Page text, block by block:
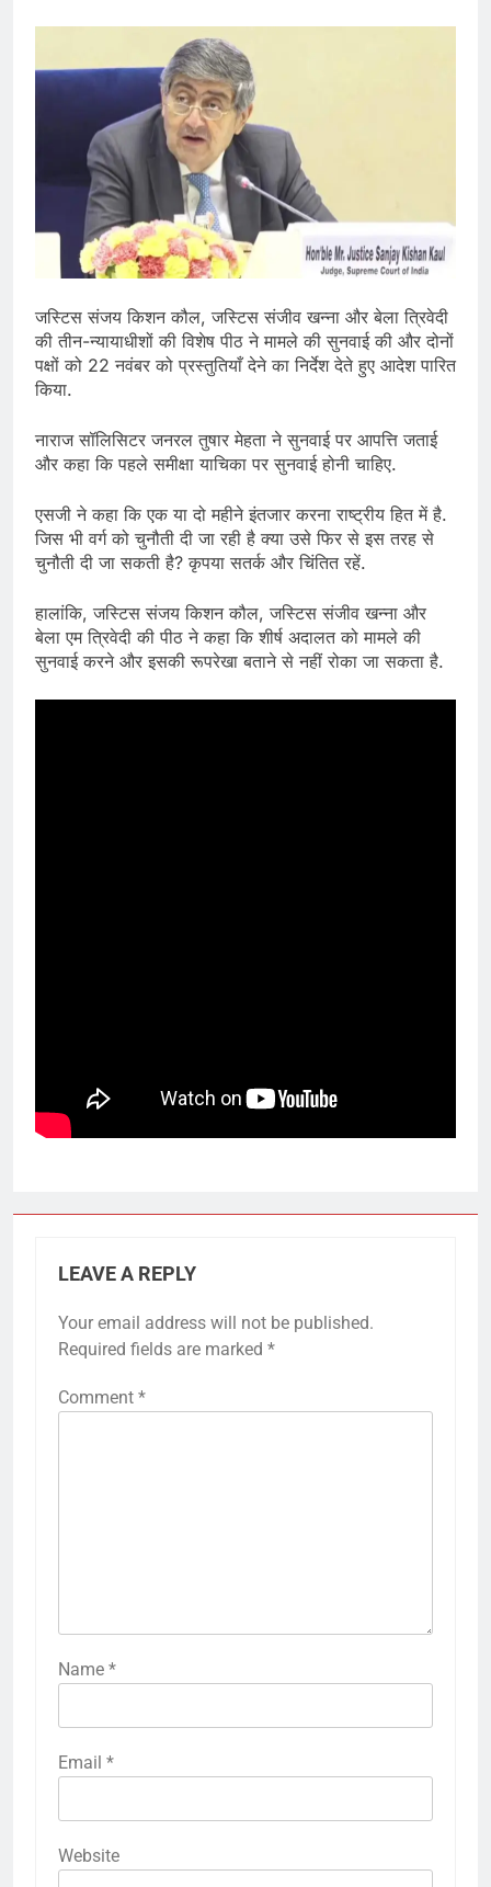
जस्टिस संजय किशन कौल, जस्टिस संजीव खन्ना और बेला त्रिवेदी
की तीन-न्यायाधीशों की विशेष पीठ ने मामले की सुनवाई की और दोनों
पक्षों को 22 नवंबर को प्रस्तुतियाँ देने का निर्देश देते हुए आदेश पारित
किया.
नाराज सॉलिसिटर जनरल तुषार मेहता ने सुनवाई पर आपत्ति जताई
और कहा कि पहले समीक्षा याचिका पर सुनवाई होनी चाहिए.
एसजी ने कहा कि एक या दो महीने इंतजार करना राष्ट्रीय हित में है.
जिस भी वर्ग को चुनौती दी जा रही है क्या उसे फिर से इस तरह से
चुनौती दी जा सकती है? कृपया सतर्क और चिंतित रहें.
हालांकि, जस्टिस संजय किशन कौल, जस्टिस संजीव खन्ना और
बेला एम त्रिवेदी की पीठ ने कहा कि शीर्ष अदालत को मामले की
सुनवाई करने और इसकी रूपरेखा बताने से नहीं रोका जा सकता है.
LEAVE A REPLY
Your email address will not be published.
Required fields are marked *
Comment *
Name *
Email *
Website